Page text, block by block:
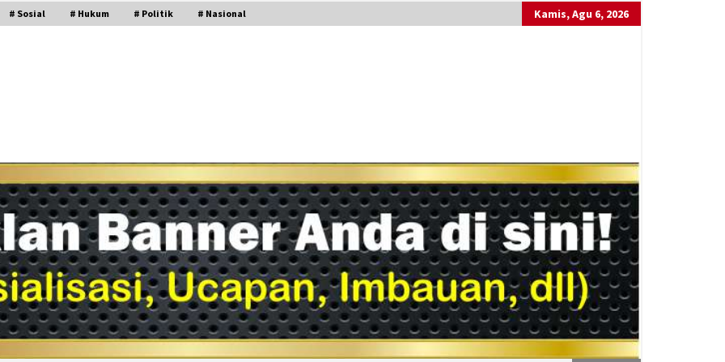
# Sosial # Hukum # Politik # Nasional Kamis, Agu 6, 2026